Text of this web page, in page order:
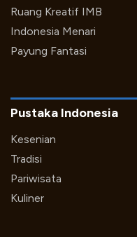
Ruang Kreatif IMB
Indonesia Menari
Payung Fantasi
Pustaka Indonesia
Kesenian
Tradisi
Pariwisata
Kuliner